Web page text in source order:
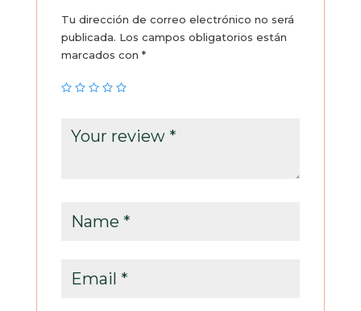
Tu dirección de correo electrónico no será
publicada. Los campos obligatorios están
marcados con *